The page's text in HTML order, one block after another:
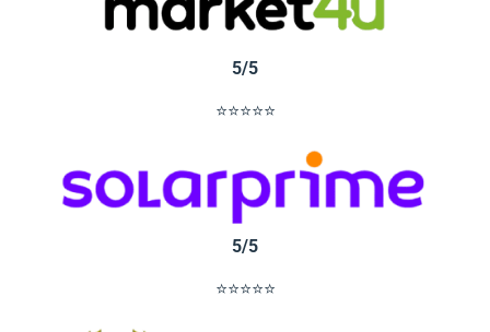
5/5
⭐⭐⭐⭐⭐
5/5
⭐⭐⭐⭐⭐